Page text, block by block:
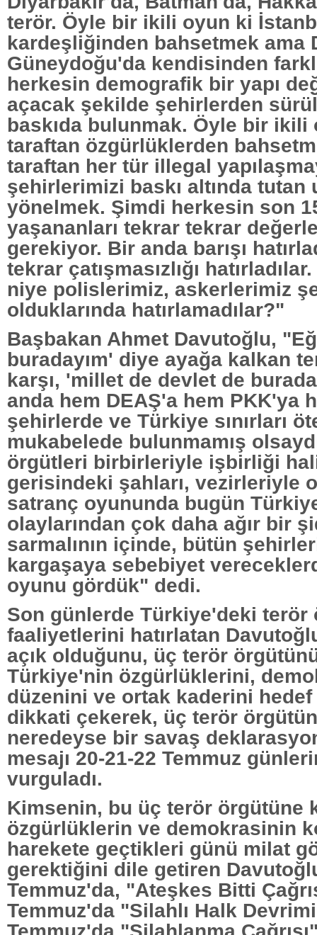
terör. Öyle bir ikili oyun ki
kardeşliğinden bahsetmek ama
Güneydoğu'da kendisinden
herkesin demografik bir yapı
açacak şekilde şehirlerden
baskıda bulunmak. Öyle bir
taraftan özgürlüklerden
taraftan her tür illegal
şehirlerimizi baskı altında tutan
yönelmek. Şimdi herkesin son
yaşananları tekrar tekrar
gerekiyor. Bir anda barışı
tekrar çatışmasızlığı hatırladılar.
niye polislerimiz, askerlerimiz
olduklarında hatırlamadılar?"
Başbakan Ahmet Davutoğlu,
buradayım' diye ayağa kalkan
karşı, 'millet de devlet de
anda hem DEAŞ'a hem PKK'ya
şehirlerde ve Türkiye sınırları
mukabelede bulunmamış
örgütleri birbirleriyle işbirliği
gerisindeki şahları, vezirleriyle
satranç oyununda bugün
olaylarından çok daha ağır bir
sarmalının içinde, bütün
kargaşaya sebebiyet
oyunu gördük" dedi.
Son günlerde Türkiye'deki terör
faaliyetlerini hatırlatan
açık olduğunu, üç terör
Türkiye'nin özgürlüklerini,
düzenini ve ortak kaderini hedef
dikkati çekerek, üç terör
neredeyse bir savaş
mesajı 20-21-22 Temmuz
vurguladı.
Kimsenin, bu üç terör örgütüne
özgürlüklerin ve demokrasinin
harekete geçtikleri günü milat
gerektiğini dile getiren
Temmuz'da, "Ateşkes Bitti
Temmuz'da "Silahlı Halk Devrimi